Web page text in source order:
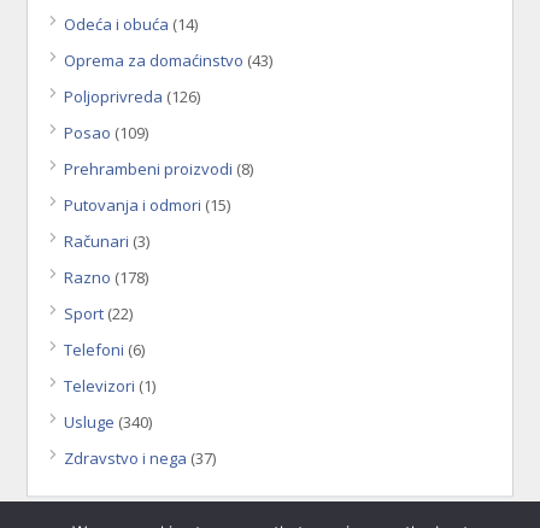
Odeća i obuća (14)
Oprema za domaćinstvo (43)
Poljoprivreda (126)
Posao (109)
Prehrambeni proizvodi (8)
Putovanja i odmori (15)
Računari (3)
Razno (178)
Sport (22)
Telefoni (6)
Televizori (1)
Usluge (340)
Zdravstvo i nega (37)